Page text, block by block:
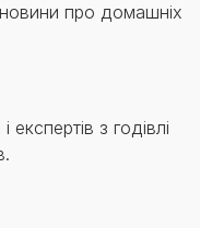
новини про домашніх
з годівлі